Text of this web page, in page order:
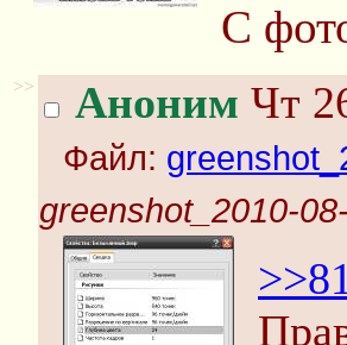
С
>> Аноним Чт
Файл:
greenshot_2010-